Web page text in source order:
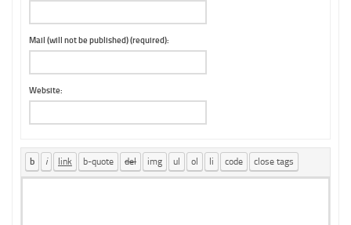
Mail (will not be published) (required):
Website: